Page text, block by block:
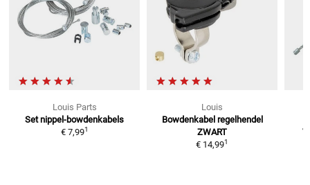
Louis Parts
Set nippel-bowdenkabels
€ 7,991
Louis
Bowdenkabel regelhendel
ZWART
€ 14,991